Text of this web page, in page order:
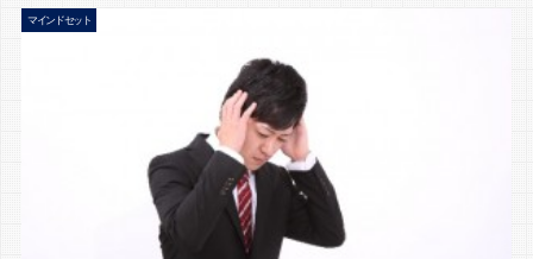
マインドセット